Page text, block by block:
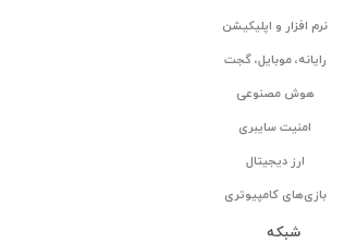
نرم افزار و اپلیکیشن
رایانه، موبایل، گجت
هوش مصنوعی
امنیت سایبری
ارز دیجیتال
بازی‌های کامپیوتری
شبکه